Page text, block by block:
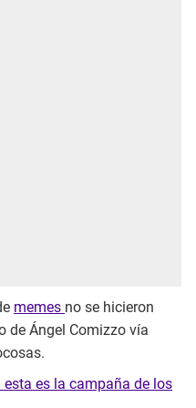
memes no se hicieron
de Ángel Comizzo vía
es la campaña de los